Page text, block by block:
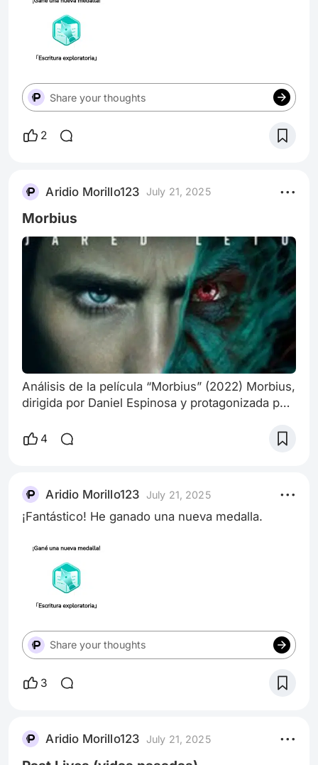
Share your thoughts
2
Aridio Morillo123 July 21, 2025
Morbius
Análisis de la película “Morbius” (2022) Morbius,
dirigida por Daniel Espinosa y protagonizada por
parte del universo de personajes de Marvel que
expandir este universo, centrándose en el
antihéroe Michael Morbius, un científico con
una rara enfermedad sanguínea
4
Aridio Morillo123 July 21, 2025
¡Fantástico! He ganado una nueva medalla.
Share your thoughts
3
Aridio Morillo123 July 21, 2025